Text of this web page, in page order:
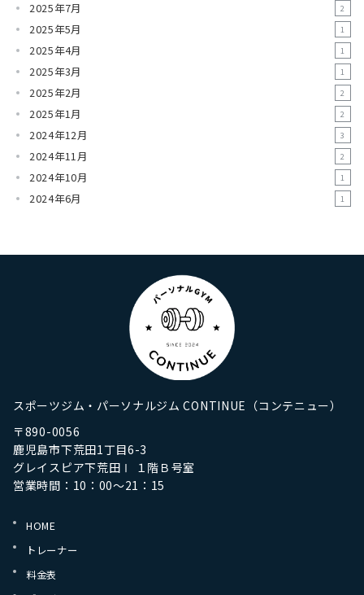
2025年7月 2
2025年5月 1
2025年4月 1
2025年3月 1
2025年2月 2
2025年1月 2
2024年12月 3
2024年11月 2
2024年10月 1
2024年6月 1
スポーツジム・パーソナルジム CONTINUE（コンテニュー）
〒890-0056
鹿児島市下荒田1丁目6-3
グレイスピア下荒田Ⅰ １階Ｂ号室
営業時間：10：00～21：15
HOME
トレーナー
料金表